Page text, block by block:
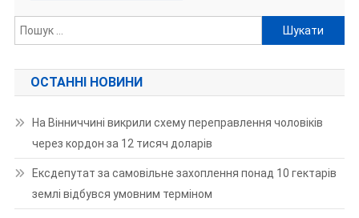
Пошук:
ОСТАННІ НОВИНИ
На Вінниччині викрили схему переправлення чоловіків
через кордон за 12 тисяч доларів
Ексдепутат за самовільне захоплення понад 10 гектарів
землі відбувся умовним терміном